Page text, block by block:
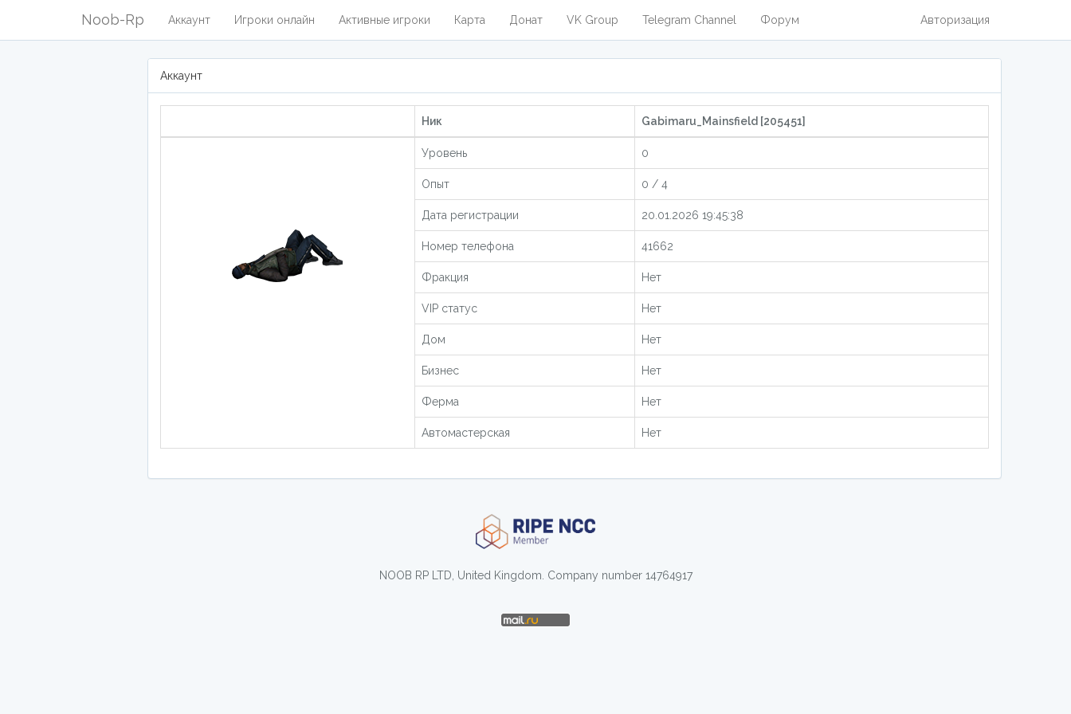
Noob-Rp Аккаунт Игроки онлайн Активные игроки Карта Донат VK Group Telegram Channel Форум Авторизация
Аккаунт
Ник Gabimaru_Mainsfield [205451]
Уровень 0
Опыт 0 / 4
Дата регистрации 20.01.2026 19:45:38
Номер телефона 41662
Фракция Нет
VIP статус Нет
Дом Нет
Бизнес Нет
Ферма Нет
Автомастерская Нет
NOOB RP LTD, United Kingdom. Company number 14764917